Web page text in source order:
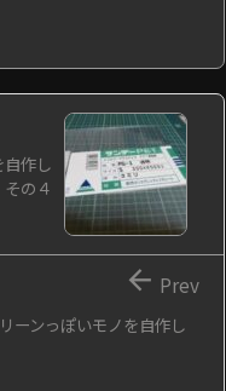
作し
の４
ーンっぽいモノを自作し
 Prev